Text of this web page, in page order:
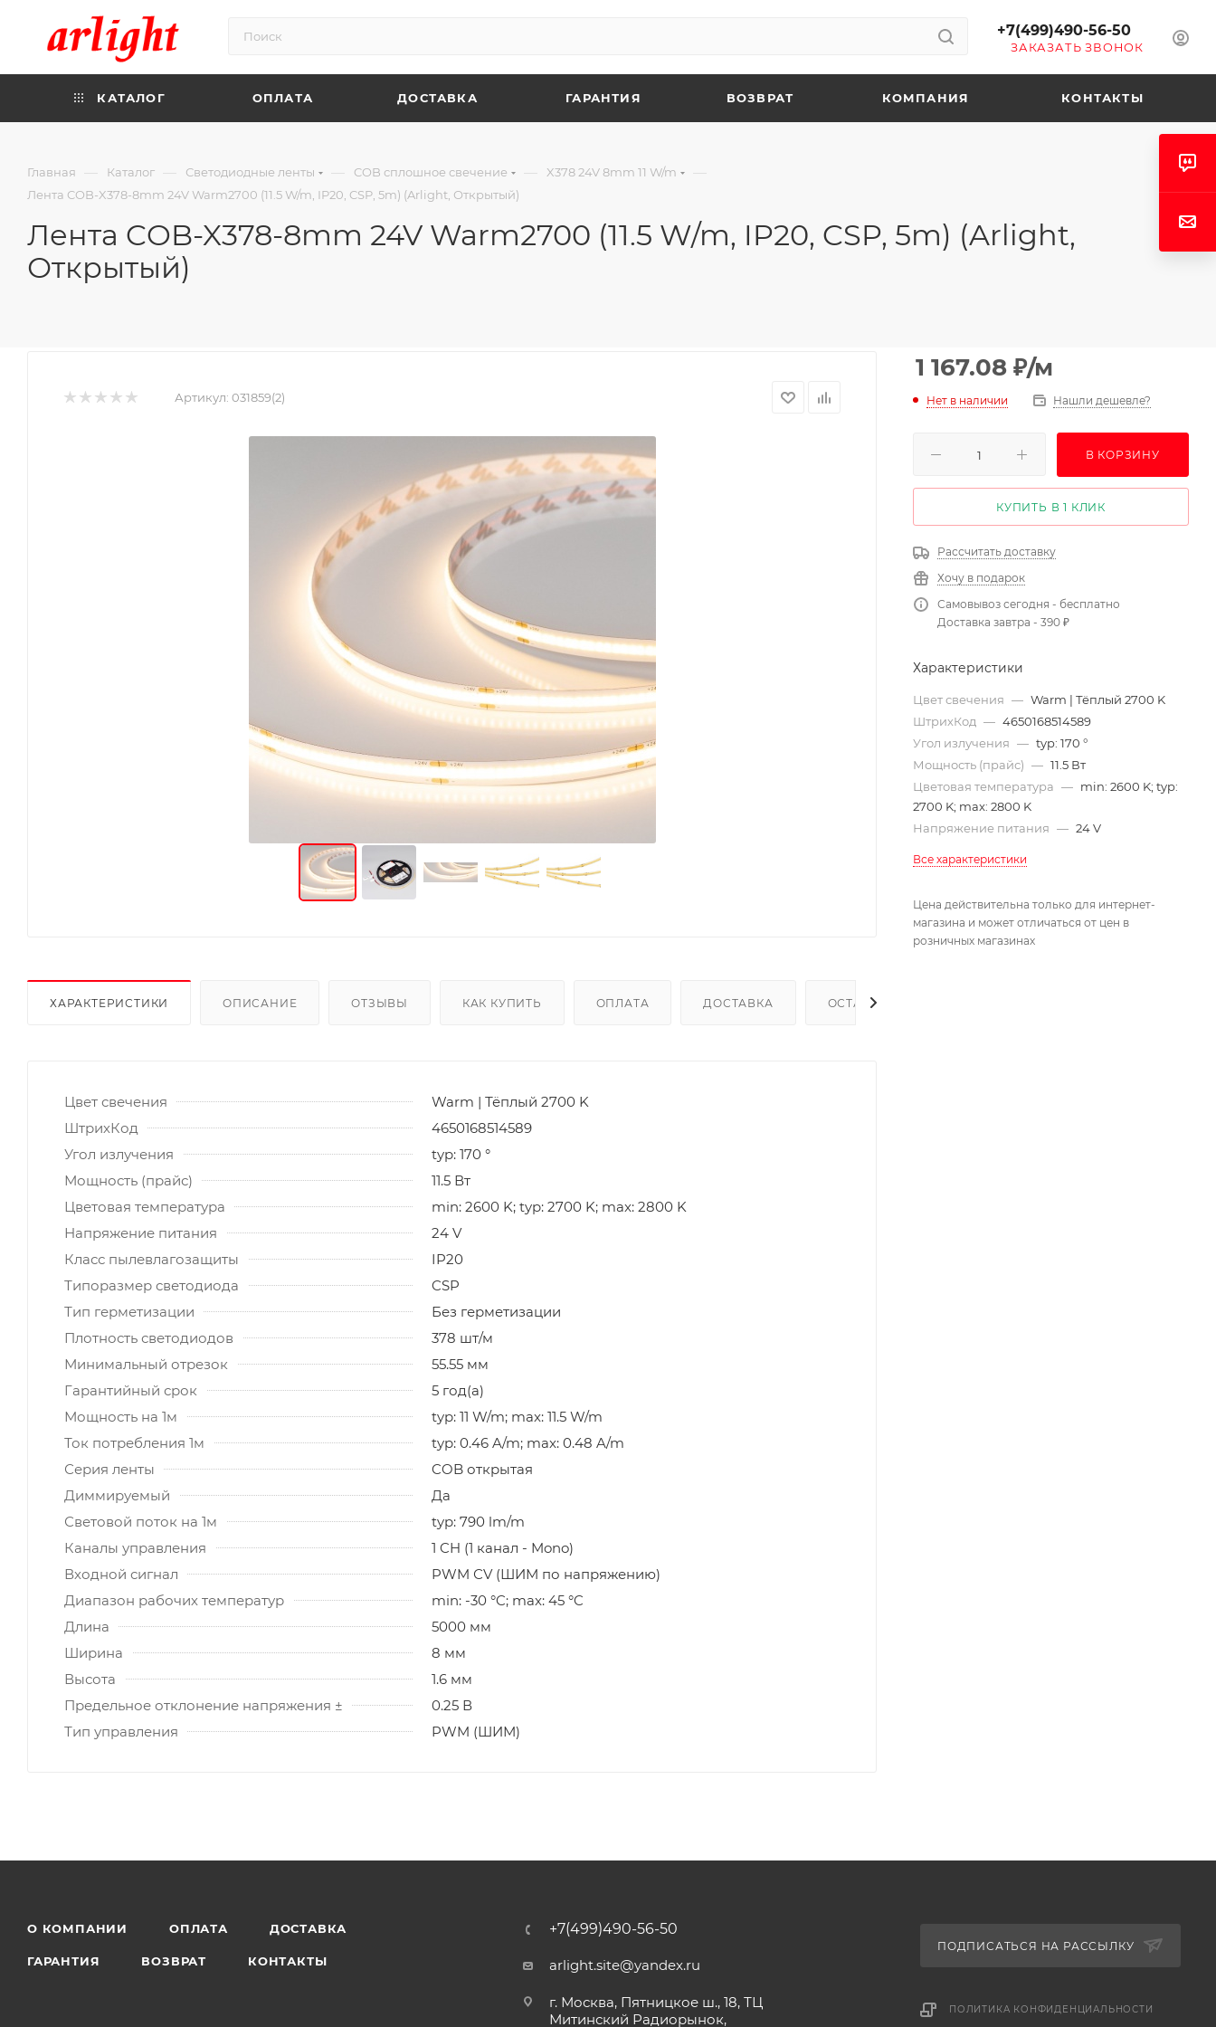
+7(499)490-56-50
ЗАКАЗАТЬ ЗВОНОК
КАТАЛОГ ОПЛАТА ДОСТАВКА ГАРАНТИЯ ВОЗВРАТ КОМПАНИЯ КОНТАКТЫ
Главная — Каталог — Светодиодные ленты — COB сплошное свечение — X378 24V 8mm 11 W/m —
Лента COB-X378-8mm 24V Warm2700 (11.5 W/m, IP20, CSP, 5m) (Arlight, Открытый)
Лента COB-X378-8mm 24V Warm2700 (11.5 W/m, IP20, CSP, 5m) (Arlight,
Открытый)
Артикул: 031859(2)
ХАРАКТЕРИСТИКИ ОПИСАНИЕ ОТЗЫВЫ КАК КУПИТЬ ОПЛАТА ДОСТАВКА ОСТАТКИ
Цвет свечения
Warm | Тёплый 2700 K
ШтрихКод
4650168514589
Угол излучения
typ: 170 °
Мощность (прайс)
11.5 Вт
Цветовая температура
min: 2600 K; typ: 2700 K; max: 2800 K
Напряжение питания
24 V
Класс пылевлагозащиты
IP20
Типоразмер светодиода
CSP
Тип герметизации
Без герметизации
Плотность светодиодов
378 шт/м
Минимальный отрезок
55.55 мм
Гарантийный срок
5 год(а)
Мощность на 1м
typ: 11 W/m; max: 11.5 W/m
Ток потребления 1м
typ: 0.46 A/m; max: 0.48 A/m
Серия ленты
COB открытая
Диммируeмый
Да
Световой поток на 1м
typ: 790 lm/m
Каналы управления
1 CH (1 канал - Mono)
Входной сигнал
PWM СV (ШИМ по напряжению)
Диапазон рабочих температур
min: -30 °C; max: 45 °C
Длина
5000 мм
Ширина
8 мм
Высота
1.6 мм
Предельное отклонение напряжения ±
0.25 В
Тип управления
PWM (ШИМ)
1 167.08 ₽/м
Нет в наличии Нашли дешевле?
В КОРЗИНУ
КУПИТЬ В 1 КЛИК
Рассчитать доставку
Хочу в подарок
Самовывоз сегодня - бесплатно
Доставка завтра - 390 ₽
Характеристики
Цвет свечения — Warm | Тёплый 2700 K
ШтрихКод — 4650168514589
Угол излучения — typ: 170 °
Мощность (прайс) — 11.5 Вт
Цветовая температура — min: 2600 K; typ:
2700 K; max: 2800 K
Напряжение питания — 24 V
Все характеристики
Цена действительна только для интернет-
магазина и может отличаться от цен в
розничных магазинах
О КОМПАНИИ ОПЛАТА ДОСТАВКА
ГАРАНТИЯ ВОЗВРАТ КОНТАКТЫ
+7(499)490-56-50
arlight.site@yandex.ru
г. Москва, Пятницкое ш., 18, ТЦ
Митинский Радиорынок,
ПОДПИСАТЬСЯ НА РАССЫЛКУ
ПОЛИТИКА КОНФИДЕНЦИАЛЬНОСТИ